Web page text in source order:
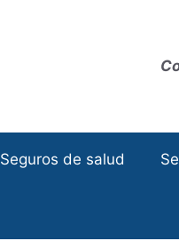
Seguros de salud